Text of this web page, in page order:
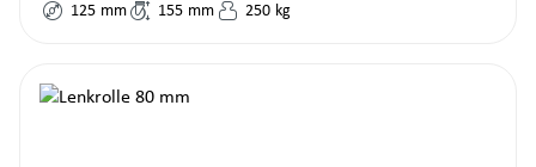
125 mm 155 mm 250 kg